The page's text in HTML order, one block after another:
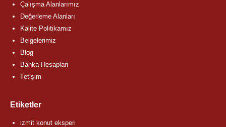
Çalışma Alanlarımız
Değerleme Alanları
Kalite Politikamız
Belgelerimiz
Blog
Banka Hesapları
İletişim
Etiketler
izmit konut eksperi